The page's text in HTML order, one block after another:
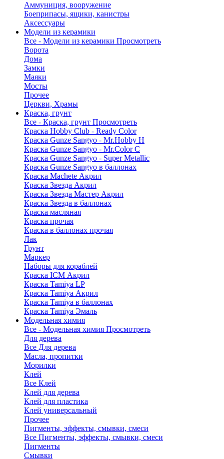
Аммуниция, вооружение
Боеприпасы, ящики, канистры
Аксессуары
Модели из керамики
Все - Модели из керамики Просмотреть
Ворота
Дома
Замки
Маяки
Мосты
Прочее
Церкви, Храмы
Краска, грунт
Все - Краска, грунт Просмотреть
Краска Hobby Club - Ready Color
Краска Gunze Sangyo - Mr.Hobby H
Краска Gunze Sangyo - Mr.Color C
Краска Gunze Sangyo - Super Metallic
Краска Gunze Sangyo в баллонах
Краска Machete Акрил
Краска Звезда Акрил
Краска Звезда Мастер Акрил
Краска Звезда в баллонах
Краска масляная
Краска прочая
Краска в баллонах прочая
Лак
Грунт
Маркер
Наборы для кораблей
Краска ICM Акрил
Краска Tamiya LP
Краска Tamiya Акрил
Краска Tamiya в баллонах
Краска Tamiya Эмаль
Модельная химия
Все - Модельная химия Просмотреть
Для дерева
Все Для дерева
Масла, пропитки
Морилки
Клей
Все Клей
Клей для дерева
Клей для пластика
Клей универсальный
Прочее
Пигменты, эффекты, смывки, смеси
Все Пигменты, эффекты, смывки, смеси
Пигменты
Смывки